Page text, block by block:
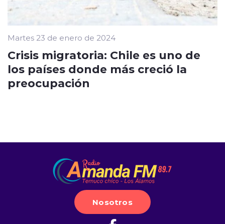
Martes 23 de enero de 2024
Crisis migratoria: Chile es uno de
los países donde más creció la
preocupación
Nosotros